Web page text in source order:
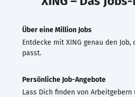
Über eine Million Jobs
Entdecke mit XING genau den
passt.
Persönliche Job-Angebote
Lass Dich finden von Arbeitgebern